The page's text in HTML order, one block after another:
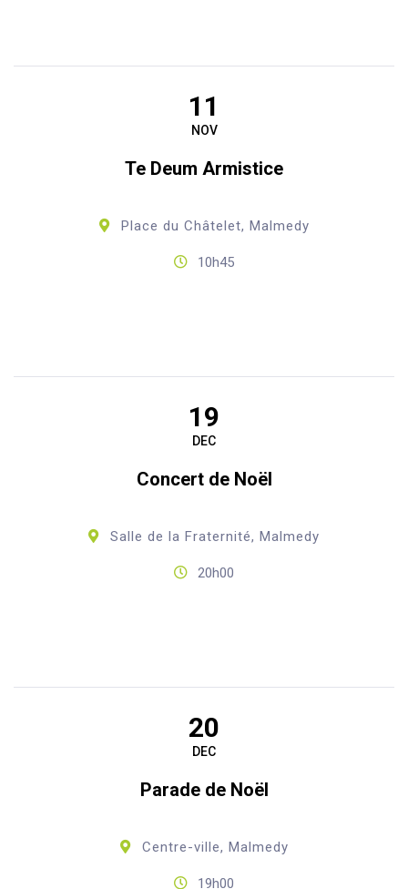
11
NOV
Te Deum Armistice
Place du Châtelet, Malmedy
10h45
19
DEC
Concert de Noël
Salle de la Fraternité, Malmedy
20h00
20
DEC
Parade de Noël
Centre-ville, Malmedy
19h00